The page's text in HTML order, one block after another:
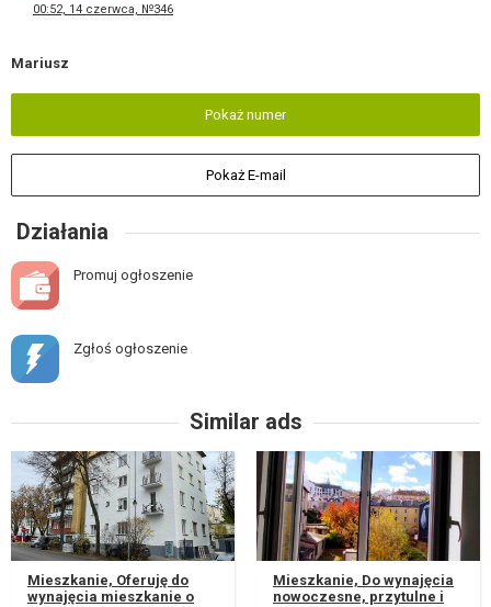
00:52, 14 czerwca, №346
Mariusz
Pokaż numer
Pokaż E-mail
Działania
Promuj ogłoszenie
Zgłoś ogłoszenie
Similar ads
Mieszkanie, Oferuję do
wynajęcia mieszkanie o
Mieszkanie, Do wynajęcia
nowoczesne, przytulne i